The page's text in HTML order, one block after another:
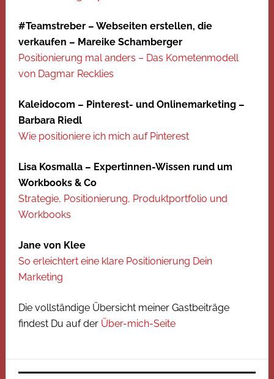
#Teamstreber – Webseiten erstellen, die
verkaufen – Mareike Schamberger
Positionierung mal anders – Das Kometenmodell
von Dagmar Recklies
Kaleidocom – Pinterest- und Onlinemarketing –
Barbara Riedl
Wie positioniere ich mich auf Pinterest
Lisa Kosmalla – Expertinnen-Wissen rund um
Workbooks & Co
Strategie, Positionierung, Produktportfolio und
Workbooks
Jane von Klee
So erleichtert eine klare Positionierung Dein
Marketing
Die vollständige Übersicht meiner Gastbeiträge
findest Du auf der Über-mich-Seite